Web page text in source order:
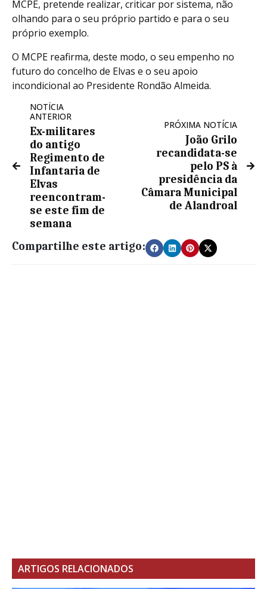
MCPE, pretende realizar, criticar por sistema, não
olhando para o seu próprio partido e para o seu
próprio exemplo.
O MCPE reafirma, deste modo, o seu empenho no
futuro do concelho de Elvas e o seu apoio
incondicional ao Presidente Rondão Almeida.
NOTÍCIA
ANTERIOR
Ex-militares
do antigo
Regimento de
Infantaria de
Elvas
reencontram-
se este fim de
semana
PRÓXIMA NOTÍCIA
João Grilo
recandidata-se
pelo PS à
presidência da
Câmara Municipal
de Alandroal
Compartilhe este artigo:
ARTIGOS RELACIONADOS